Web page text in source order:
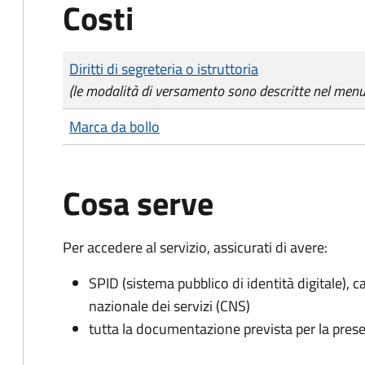
Costi
Tipo di pagamento
Importo
Diritti di segreteria o istruttoria
(le modalità di versamento sono descritte nel
Marca da bollo
Cosa serve
Per accedere al servizio, assicurati di avere:
SPID (sistema pubblico di identità digitale),
nazionale dei servizi (CNS)
tutta la documentazione prevista per la